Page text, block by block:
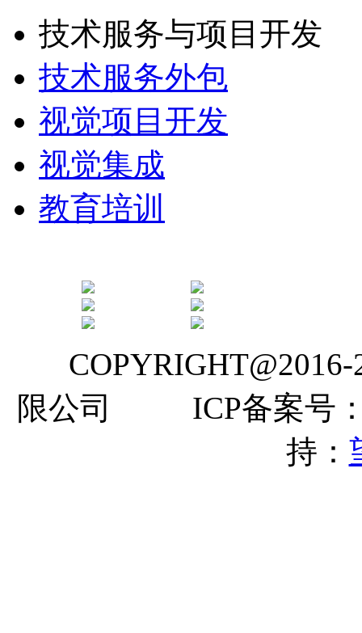
技术服务与项目开发
技术服务外包
视觉项目开发
视觉集成
教育培训
COPYRIGHT@2016-
限公司 ICP备案号
持：